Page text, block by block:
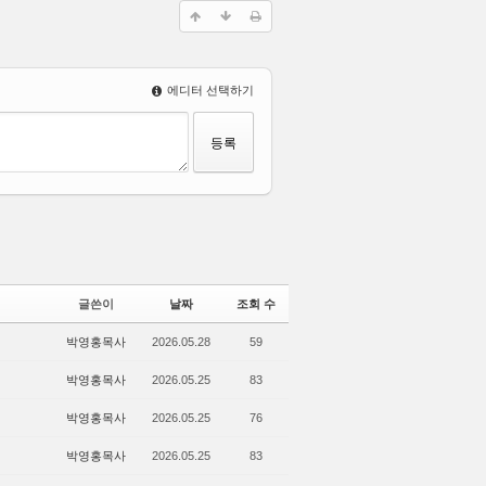
에디터 선택하기
글쓴이 날짜 조회 수
박영홍목사 2026.05.28 59
박영홍목사 2026.05.25 83
박영홍목사 2026.05.25 76
박영홍목사 2026.05.25 83